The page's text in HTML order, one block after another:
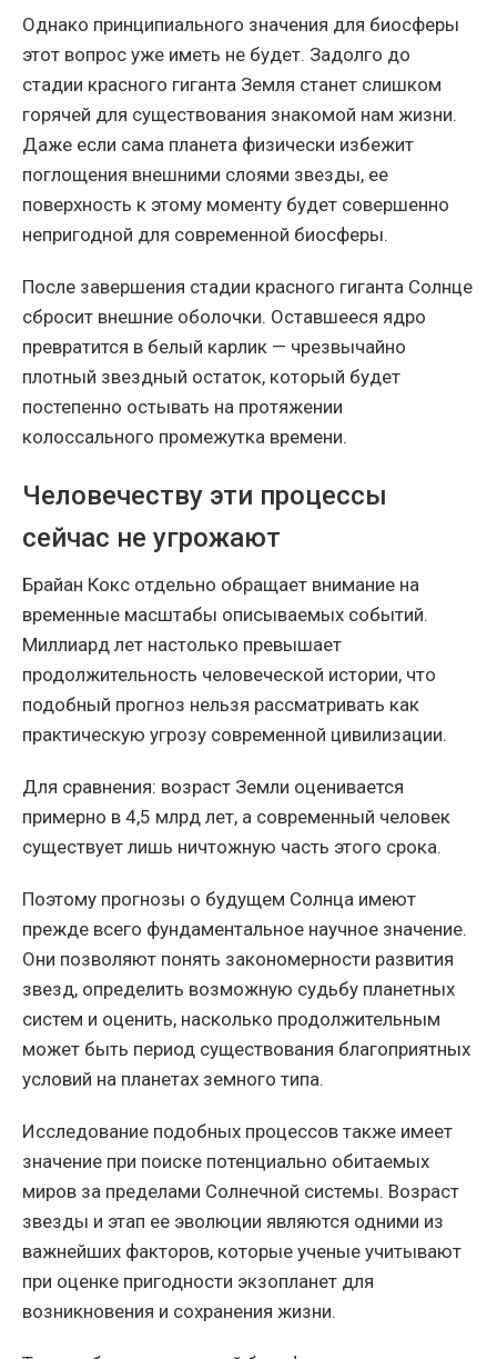
Однако принципиального значения для биосферы
этот вопрос уже иметь не будет. Задолго до
стадии красного гиганта Земля станет слишком
горячей для существования знакомой нам жизни.
Даже если сама планета физически избежит
поглощения внешними слоями звезды, ее
поверхность к этому моменту будет совершенно
непригодной для современной биосферы.
После завершения стадии красного гиганта Солнце
сбросит внешние оболочки. Оставшееся ядро
превратится в белый карлик — чрезвычайно
плотный звездный остаток, который будет
постепенно остывать на протяжении
колоссального промежутка времени.
Человечеству эти процессы
сейчас не угрожают
Брайан Кокс отдельно обращает внимание на
временные масштабы описываемых событий.
Миллиард лет настолько превышает
продолжительность человеческой истории, что
подобный прогноз нельзя рассматривать как
практическую угрозу современной цивилизации.
Для сравнения: возраст Земли оценивается
примерно в 4,5 млрд лет, а современный человек
существует лишь ничтожную часть этого срока.
Поэтому прогнозы о будущем Солнца имеют
прежде всего фундаментальное научное значение.
Они позволяют понять закономерности развития
звезд, определить возможную судьбу планетных
систем и оценить, насколько продолжительным
может быть период существования благоприятных
условий на планетах земного типа.
Исследование подобных процессов также имеет
значение при поиске потенциально обитаемых
миров за пределами Солнечной системы. Возраст
звезды и этап ее эволюции являются одними из
важнейших факторов, которые ученые учитывают
при оценке пригодности экзопланет для
возникновения и сохранения жизни.